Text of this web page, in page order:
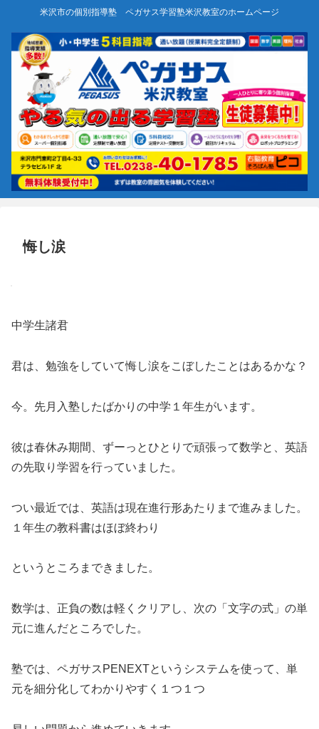
米沢市の個別指導塾 ペガサス学習塾米沢教室のホームページ
悔し涙
中学生諸君
君は、勉強をしていて悔し涙をこぼしたことはあるかな？
今。先月入塾したばかりの中学１年生がいます。
彼は春休み期間、ずーっとひとりで頑張って数学と、英語
の先取り学習を行っていました。
つい最近では、英語は現在進行形あたりまで進みました。
１年生の教科書はほぼ終わり
というところまできました。
数学は、正負の数は軽くクリアし、次の「文字の式」の単
元に進んだところでした。
塾では、ペガサスPENEXTというシステムを使って、単
元を細分化してわかりやすく１つ１つ